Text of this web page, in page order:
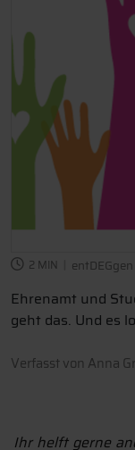
2 MIN entDEGgen
Ehrenamt und
geht das. Und es
Verfasst von Anna
Ihr helft gerne